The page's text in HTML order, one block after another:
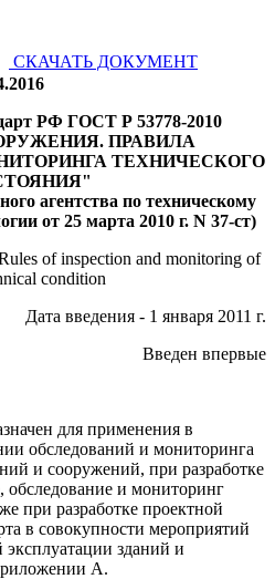
СКАЧАТЬ ДОКУМЕНТ
РФ ГОСТ Р 53778-2010
ПРАВИЛА
ТЕХНИЧЕСКОГО
агентства по техническому
от 25 марта 2010 г. N 37-ст)
of inspection and monitoring of
condition
Дата введения - 1 января 2011 г.
Введен впервые
для применения в
обследований и мониторинга
и сооружений, при разработке
обследование и мониторинг
при разработке проектной
в совокупности мероприятий
зданий и
А.